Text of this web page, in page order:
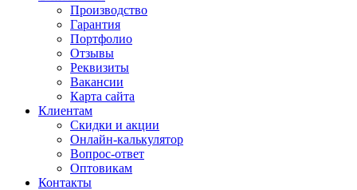
Производство
Гарантия
Портфолио
Отзывы
Реквизиты
Вакансии
Карта сайта
Клиентам
Скидки и акции
Онлайн-калькулятор
Вопрос-ответ
Оптовикам
Контакты